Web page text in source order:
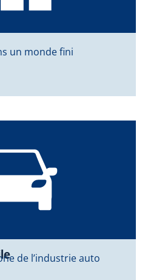
un monde fini
de l’industrie auto